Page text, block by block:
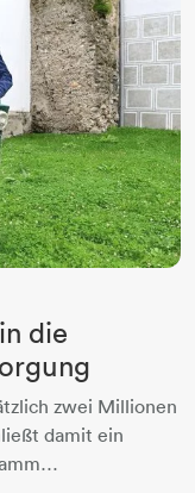
die
zwei Millionen
damit ein